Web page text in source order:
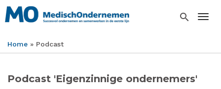
Overslaan
en
inhoud
search
Home Podcast
Podcast 'Eigenzinnige ondernemers'